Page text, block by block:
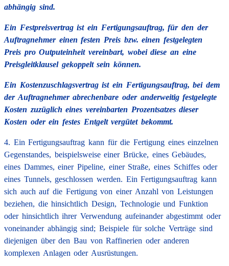
abhängig sind.
Ein Festpreisvertrag ist ein Fertigungsauftrag, für den der
Auftragnehmer einen festen Preis bzw. einen festgelegten
Preis pro Outputeinheit vereinbart, wobei diese an eine
Preisgleitklausel gekoppelt sein können.
Ein Kostenzuschlagsvertrag ist ein Fertigungsauftrag, bei dem
der Auftragnehmer abrechenbare oder anderweitig festgelegte
Kosten zuzüglich eines vereinbarten Prozentsatzes dieser
Kosten oder ein festes Entgelt vergütet bekommt.
4. Ein Fertigungsauftrag kann für die Fertigung eines einzelnen
Gegenstandes, beispielsweise einer Brücke, eines Gebäudes,
eines Dammes, einer Pipeline, einer Straße, eines Schiffes oder
eines Tunnels, geschlossen werden. Ein Fertigungsauftrag kann
sich auch auf die Fertigung von einer Anzahl von Leistungen
beziehen, die hinsichtlich Design, Technologie und Funktion
oder hinsichtlich ihrer Verwendung aufeinander abgestimmt oder
voneinander abhängig sind; Beispiele für solche Verträge sind
diejenigen über den Bau von Raffinerien oder anderen
komplexen Anlagen oder Ausrüstungen.